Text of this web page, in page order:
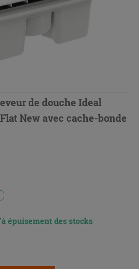
de douche Ideal
New avec cache-bonde
épuisement des stocks